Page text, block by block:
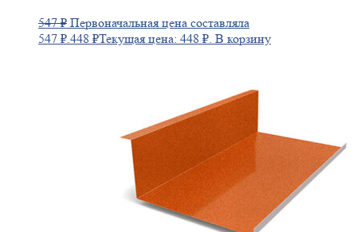
547₽ Первоначальная цена составляла
547 ₽.448 ₽Текущая цена: 448 ₽. В корзину